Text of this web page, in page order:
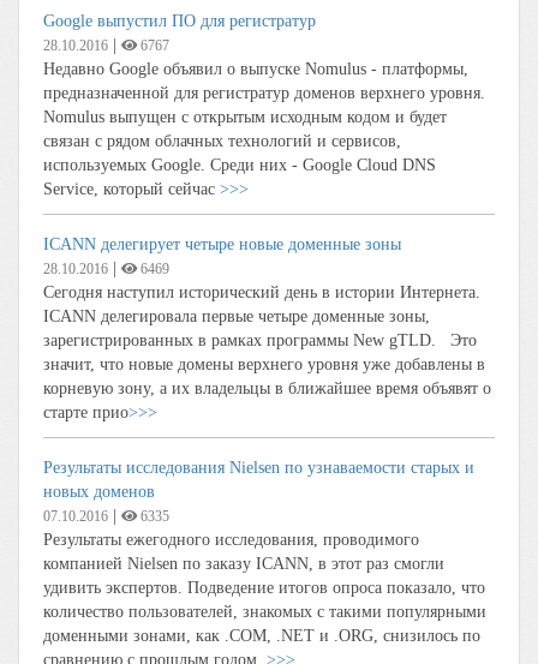
Google выпустил ПО для регистратур
28.10.2016 6767
Недавно Google объявил о выпуске Nomulus - платформы,
предназначенной для регистратур доменов верхнего уровня.
Nomulus выпущен с открытым исходным кодом и будет
связан с рядом облачных технологий и сервисов,
используемых Google. Среди них - Google Cloud DNS
Service, который сейчас >>>
ICANN делегирует четыре новые доменные зоны
28.10.2016 6469
Сегодня наступил исторический день в истории Интернета.
ICANN делегировала первые четыре доменные зоны,
зарегистрированных в рамках программы New gTLD. Это
значит, что новые домены верхнего уровня уже добавлены в
корневую зону, а их владельцы в ближайшее время объявят о
старте прио>>>
Результаты исследования Nielsen по узнаваемости старых и
новых доменов
07.10.2016 6335
Результаты ежегодного исследования, проводимого
компанией Nielsen по заказу ICANN, в этот раз смогли
удивить экспертов. Подведение итогов опроса показало, что
количество пользователей, знакомых с такими популярными
доменными зонами, как .COM, .NET и .ORG, снизилось по
сравнению с прошлым годом. >>>